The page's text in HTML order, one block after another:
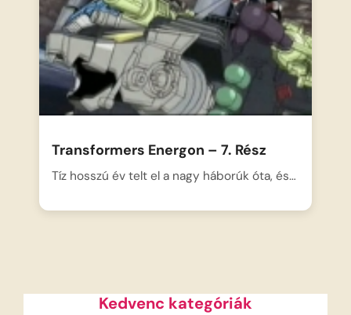
Transformers Energon – 7. Rész
Tíz hosszú év telt el a nagy háborúk óta, és…
Kedvenc kategóriák